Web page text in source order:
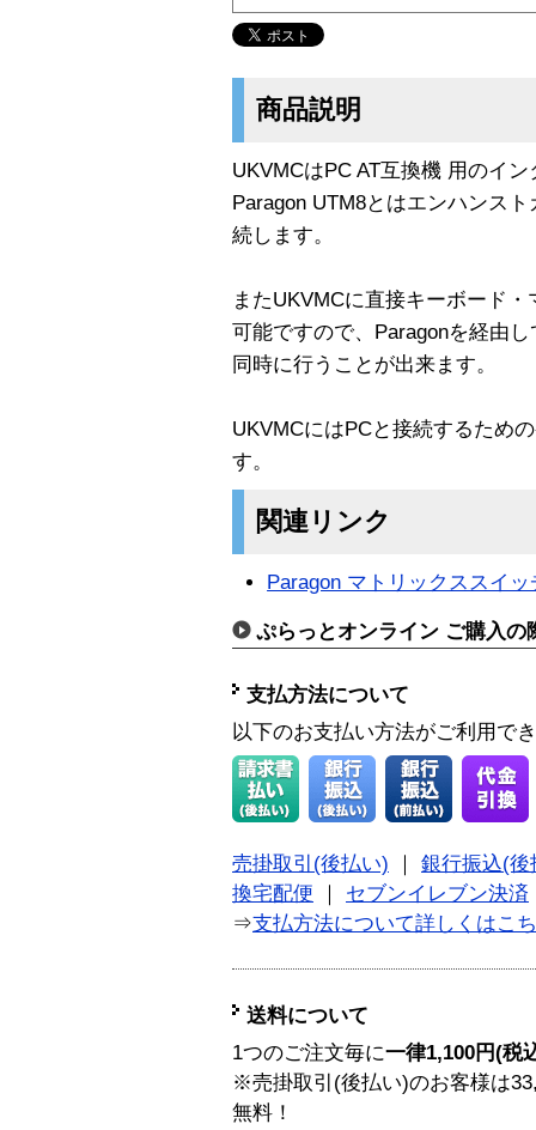
商品説明
UKVMCはPC AT互換機 用のイ
Paragon UTM8とはエンハンス
続します。
またUKVMCに直接キーボード
可能ですので、Paragonを経由
同時に行うことが出来ます。
UKVMCにはPCと接続するため
す。
関連リンク
Paragon マトリックススイ
ぷらっとオンライン ご購入の
支払方法について
以下のお支払い方法がご利用で
売掛取引(後払い)
銀行振込(後
換宅配便
セブンイレブン決済
⇒支払方法について詳しくはこ
送料について
1つのご注文毎に一律1,100円(税
※売掛取引(後払い)のお客様は
無料！